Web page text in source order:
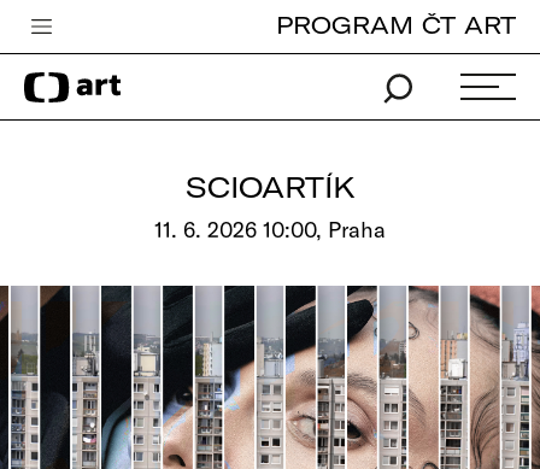
Česká televize
Zpravodajství
Pro děti
edu
Vše o ČT
PROGRAM ČT ART
SCIOARTÍK
11. 6. 2026 10:00, Praha